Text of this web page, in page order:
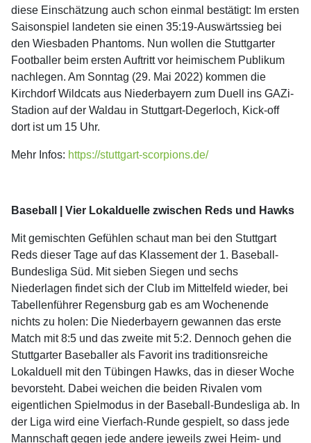
diese Einschätzung auch schon einmal bestätigt: Im ersten
Saisonspiel landeten sie einen 35:19-Auswärtssieg bei
den Wiesbaden Phantoms. Nun wollen die Stuttgarter
Footballer beim ersten Auftritt vor heimischem Publikum
nachlegen. Am Sonntag (29. Mai 2022) kommen die
Kirchdorf Wildcats aus Niederbayern zum Duell ins GAZi-
Stadion auf der Waldau in Stuttgart-Degerloch, Kick-off
dort ist um 15 Uhr.
Mehr Infos: https://stuttgart-scorpions.de/
Baseball | Vier Lokalduelle zwischen Reds und Hawks
Mit gemischten Gefühlen schaut man bei den Stuttgart
Reds dieser Tage auf das Klassement der 1. Baseball-
Bundesliga Süd. Mit sieben Siegen und sechs
Niederlagen findet sich der Club im Mittelfeld wieder, bei
Tabellenführer Regensburg gab es am Wochenende
nichts zu holen: Die Niederbayern gewannen das erste
Match mit 8:5 und das zweite mit 5:2. Dennoch gehen die
Stuttgarter Baseballer als Favorit ins traditionsreiche
Lokalduell mit den Tübingen Hawks, das in dieser Woche
bevorsteht. Dabei weichen die beiden Rivalen vom
eigentlichen Spielmodus in der Baseball-Bundesliga ab. In
der Liga wird eine Vierfach-Runde gespielt, so dass jede
Mannschaft gegen jede andere jeweils zwei Heim- und